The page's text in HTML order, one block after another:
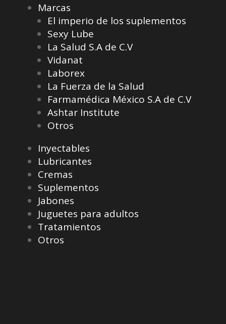
Marcas
El imperio de los suplementos
Sexy Lube
La Salud S.A de C.V
Vidanat
Laborex
La Fuerza de la Salud
Farmamédica México S.A de C.V
Ashtar Institute
Otros
Inyectables
Lubricantes
Cremas
Suplementos
Jabones
Juguetes para adultos
Tratamientos
Otros